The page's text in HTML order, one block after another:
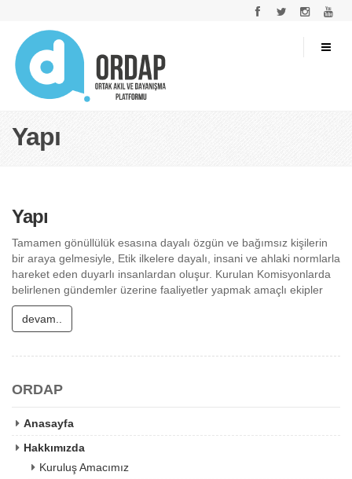
Yapı
Yapı
Tamamen gönüllülük esasına dayalı özgün ve bağımsız kişilerin
bir araya gelmesiyle, Etik ilkelere dayalı, insani ve ahlaki normlarla
hareket eden duyarlı insanlardan oluşur. Kurulan Komisyonlarda
belirlenen gündemler üzerine faaliyetler yapmak amaçlı ekipler
devam..
ORDAP
Anasayfa
Hakkımızda
Kuruluş Amacımız